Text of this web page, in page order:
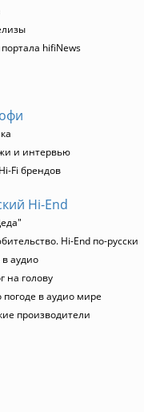
hifiNews
и интервью
Fi брендов
Hi-End
Hi-End по-русски
аудио
на голову
погоде в аудио мире
производители